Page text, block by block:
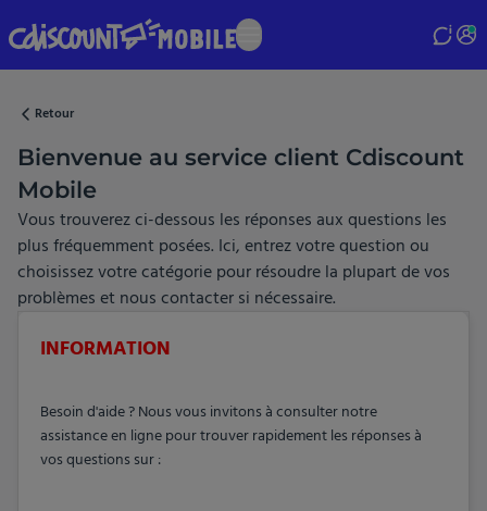
to
main
Retour
Bienvenue au service client Cdiscount
Mobile
Vous trouverez ci-dessous les réponses aux questions les
plus fréquemment posées. Ici, entrez votre question ou
choisissez votre catégorie pour résoudre la plupart de vos
problèmes et nous contacter si nécessaire.
INFORMATION
Besoin d'aide ? Nous vous invitons à consulter notre
assistance en ligne pour trouver rapidement les réponses à
vos questions sur :